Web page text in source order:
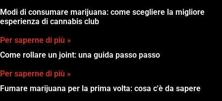
Modi di consumare marijuana: come scegliere la migliore
esperienza di cannabis club
Per saperne di più »
Come rollare un joint: una guida passo passo
Per saperne di più »
Fumare marijuana per la prima volta: cosa c'è da sapere